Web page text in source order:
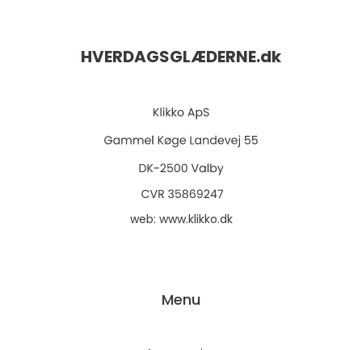
HVERDAGSGLÆDERNE.dk
web: www.klikko.dk
Menu